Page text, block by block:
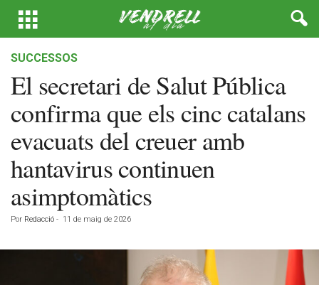
SUCCESSOS
El secretari de Salut Pública
confirma que els cinc catalans
evacuats del creuer amb
hantavirus continuen
asimptomàtics
Por Redacció - 11 de maig de 2026